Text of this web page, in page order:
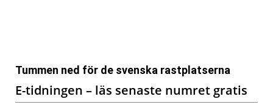
Tummen ned för de svenska rastplatserna
E-tidningen – läs senaste numret gratis